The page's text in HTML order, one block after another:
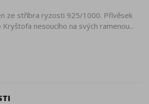
ze stříbra ryzosti 925/1000. Přívěsek
nesoucího na svých ramenou...